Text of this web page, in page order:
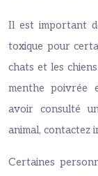
Il est important
toxique pour
chats et les
menthe poivrée
avoir consulté
animal, contactez
Certaines